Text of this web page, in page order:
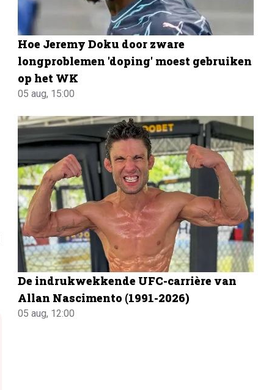
Hoe Jeremy Doku door zware
longproblemen 'doping' moest gebruiken
op het WK
05 aug, 15:00
De indrukwekkende UFC-carrière van
Allan Nascimento (1991-2026)
05 aug, 12:00